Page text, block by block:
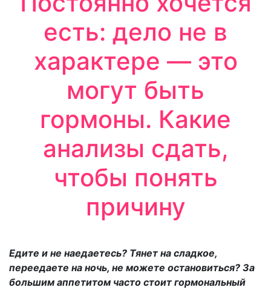
есть: дело не в
характере — это
могут быть
гормоны. Какие
анализы сдать,
чтобы понять
причину
Едите и не наедаетесь? Тянет на сладкое,
переедаете на ночь, не можете остановиться? За
большим аппетитом часто стоит гормональный